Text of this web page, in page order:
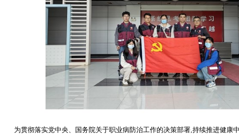
为贯彻落实党中央、国务院关于职业病防治工作的决策部署,持续推进健康